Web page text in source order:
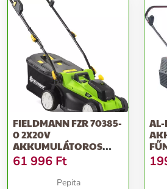
FIELDMANN FZR 70385-
0 2X20V
AKKUMULÁTOROS
FŰNYÍRÓ, ZÖLD-
FEKETE (A...
61 996 Ft
Pepita
AL-